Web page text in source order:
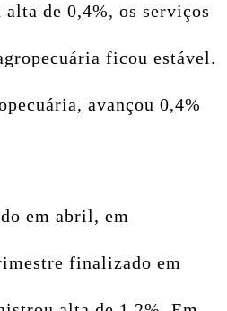
de 0,4%, os serviços
ficou estável.
avançou 0,4%
em abril, em
finalizado em